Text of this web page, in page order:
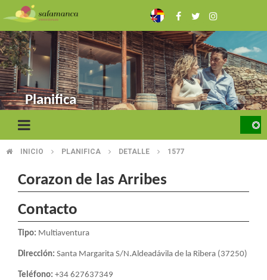
Pasar
al
contenido
principal
Planifica
SOBRESCRIBIR
ENLACES
DE
AYUDA
LA
INICIO PLANIFICA DETALLE 1577
Corazon de las Arribes
Contacto
Tipo: Multiaventura
Dirección: Santa Margarita S/N.Aldeadávila de la Ribera (37250)
Teléfono: +34 627637349